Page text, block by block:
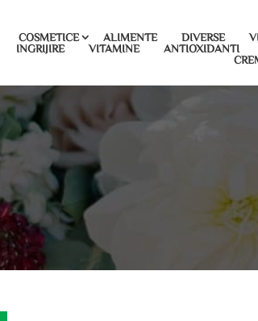
COSMETICE ALIMENTE DIVERSE
INGRIJIRE VITAMINE ANTIOXIDANTI